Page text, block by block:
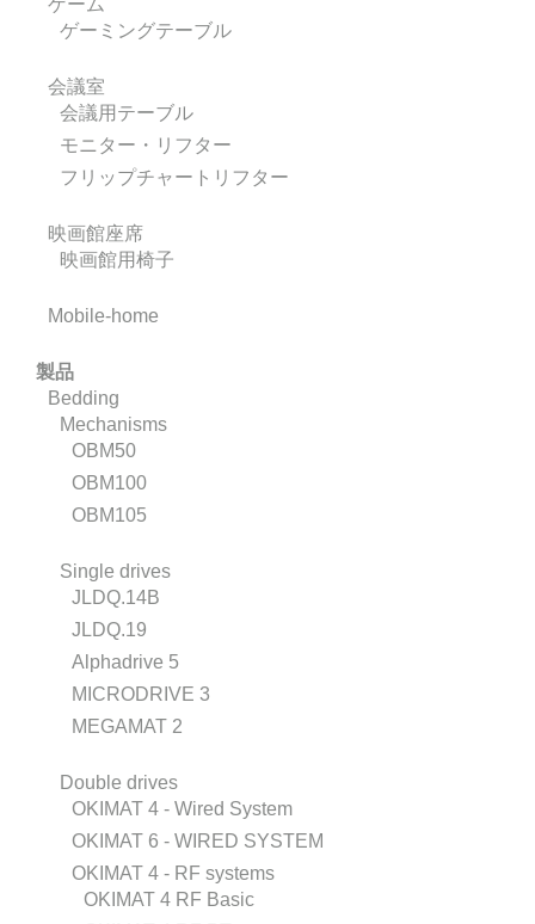
ゲーミングテーブル
会議室
会議用テーブル
モニター・リフター
フリップチャートリフター
映画館座席
映画館用椅子
Mobile-home
製品
Bedding
Mechanisms
OBM50
OBM100
OBM105
Single drives
JLDQ.14B
JLDQ.19
Alphadrive 5
MICRODRIVE 3
MEGAMAT 2
Double drives
OKIMAT 4 - Wired System
OKIMAT 6 - WIRED SYSTEM
OKIMAT 4 - RF systems
OKIMAT 4 RF Basic